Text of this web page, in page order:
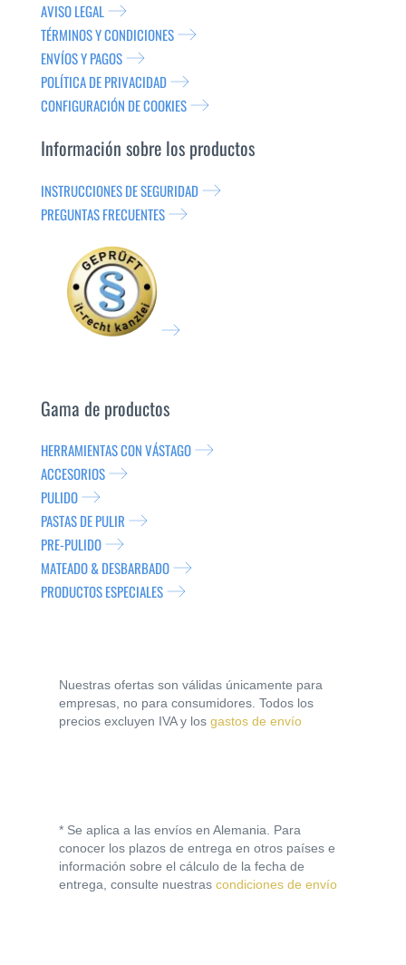
AVISO LEGAL
TÉRMINOS Y CONDICIONES
ENVÍOS Y PAGOS
POLÍTICA DE PRIVACIDAD
CONFIGURACIÓN DE COOKIES
Información sobre los productos
INSTRUCCIONES DE SEGURIDAD
PREGUNTAS FRECUENTES
Gama de productos
HERRAMIENTAS CON VÁSTAGO
ACCESORIOS
PULIDO
PASTAS DE PULIR
PRE-PULIDO
MATEADO & DESBARBADO
PRODUCTOS ESPECIALES
Nuestras ofertas son válidas únicamente para
empresas, no para consumidores. Todos los
precios excluyen IVA y los gastos de envío
* Se aplica a las envíos en Alemania. Para
conocer los plazos de entrega en otros países e
información sobre el cálculo de la fecha de
entrega, consulte nuestras condiciones de envío